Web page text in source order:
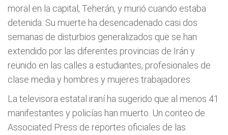
moral en la capital, Teherán, y murió cuando estaba
detenida. Su muerte ha desencadenado casi dos
semanas de disturbios generalizados que se han
extendido por las diferentes provincias de Irán y
reunido en las calles a estudiantes, profesionales de
clase media y hombres y mujeres trabajadores.
La televisora estatal iraní ha sugerido que al menos 41
manifestantes y policías han muerto. Un conteo de
Associated Press de reportes oficiales de las